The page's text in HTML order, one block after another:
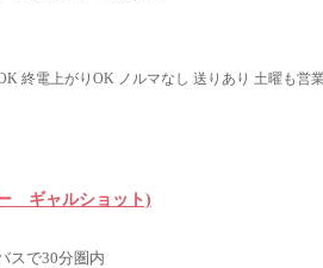
終電上がりOK ノルマなし 送りあり 土曜も営
ギャルショット)
スで30分圏内